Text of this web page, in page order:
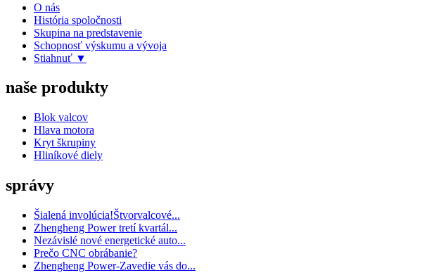
O nás
História spoločnosti
Skupina na predstavenie
Schopnosť výskumu a vývoja
Stiahnuť ▼
naše produkty
Blok valcov
Hlava motora
Kryt škrupiny
Hliníkové diely
správy
Šialená involúcia!Štvorvalcové...
Zhengheng Power tretí kvartál...
Nezávislé nové energetické auto...
Prečo CNC obrábanie?
Zhengheng Power-Zavedie vás do...